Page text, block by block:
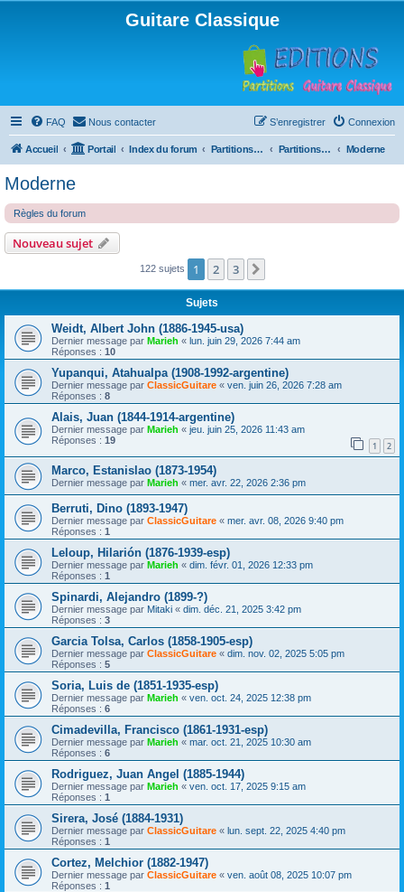
Guitare Classique
FAQ Nous contacter Connexion
S’enregistrer
Accueil Portail Index du forum Partitions pour guitare en libre téléchargement Partitions classées par compositeur Moderne
Moderne
Règles du forum
Nouveau sujet
122 sujets 1 2 3
Sujets
Weidt, Albert John (1886-1945-usa)
Dernier message par Marieh « lun. juin 29, 2026 7:44 am
Réponses : 10
Yupanqui, Atahualpa (1908-1992-argentine)
Dernier message par ClassicGuitare « ven. juin 26, 2026 7:28 am
Réponses : 8
Alais, Juan (1844-1914-argentine)
Dernier message par Marieh « jeu. juin 25, 2026 11:43 am
Réponses : 19 1 2
Marco, Estanislao (1873-1954)
Dernier message par Marieh « mer. avr. 22, 2026 2:36 pm
Berruti, Dino (1893-1947)
Dernier message par ClassicGuitare « mer. avr. 08, 2026 9:40 pm
Réponses : 1
Leloup, Hilarión (1876-1939-esp)
Dernier message par Marieh « dim. févr. 01, 2026 12:33 pm
Réponses : 1
Spinardi, Alejandro (1899-?)
Dernier message par Mitaki « dim. déc. 21, 2025 3:42 pm
Réponses : 3
Garcia Tolsa, Carlos (1858-1905-esp)
Dernier message par ClassicGuitare « dim. nov. 02, 2025 5:05 pm
Réponses : 5
Soria, Luis de (1851-1935-esp)
Dernier message par Marieh « ven. oct. 24, 2025 12:38 pm
Réponses : 6
Cimadevilla, Francisco (1861-1931-esp)
Dernier message par Marieh « mar. oct. 21, 2025 10:30 am
Réponses : 6
Rodriguez, Juan Angel (1885-1944)
Dernier message par Marieh « ven. oct. 17, 2025 9:15 am
Réponses : 1
Sirera, José (1884-1931)
Dernier message par ClassicGuitare « lun. sept. 22, 2025 4:40 pm
Réponses : 1
Cortez, Melchior (1882-1947)
Dernier message par ClassicGuitare « ven. août 08, 2025 10:07 pm
Réponses : 1